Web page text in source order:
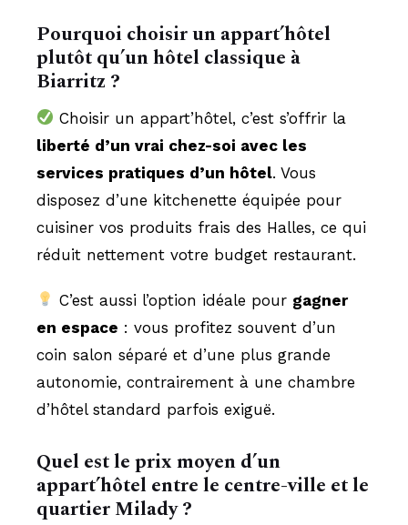
Pourquoi choisir un appart’hôtel
plutôt qu’un hôtel classique à
Biarritz ?
Choisir un appart’hôtel, c’est s’offrir la
liberté d’un vrai chez-soi avec les
services pratiques d’un hôtel. Vous
disposez d’une kitchenette équipée pour
cuisiner vos produits frais des Halles, ce qui
réduit nettement votre budget restaurant.
C’est aussi l’option idéale pour gagner
en espace : vous profitez souvent d’un
coin salon séparé et d’une plus grande
autonomie, contrairement à une chambre
d’hôtel standard parfois exiguë.
Quel est le prix moyen d’un
appart’hôtel entre le centre-ville et le
quartier Milady ?